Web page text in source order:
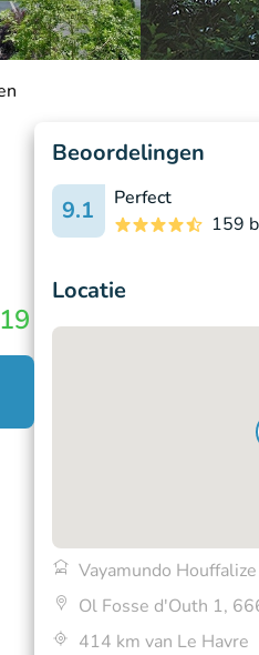
Beoordelingen
9.1
Perfect
159
Locatie
Vayamundo Houffalize
Ol Fosse d'Outh 1,
414 km van Le Havre